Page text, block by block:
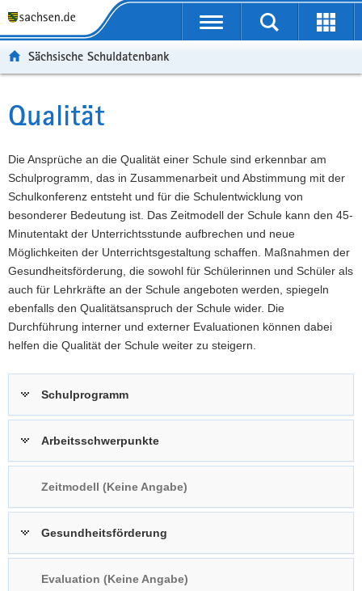
t
ü
e
r
g
r
e
i
f
e
n
d
e
i
g
o
n
r
l
a
v
i
g
a
t
i
o
n
a
t
n
h
a
l
t
W
t
r
e
I
n
f
o
r
m
a
t
i
r
i
c
e
Portalübergreifende
Suche
Sächsische Schuldatenbank
Hauptinhalt
Qualität
Die Ansprüche an die Qualität einer Schule sind erkennbar am
Schulprogramm, das in Zusammenarbeit und Abstimmung mit der
Schulkonferenz entsteht und für die Schulentwicklung von
besonderer Bedeutung ist. Das Zeitmodell der Schule kann den 45-
Minutentakt der Unterrichtsstunde aufbrechen und neue
Möglichkeiten der Unterrichtsgestaltung schaffen. Maßnahmen der
Gesundheitsförderung, die sowohl für Schülerinnen und Schüler als
auch für Lehrkräfte an der Schule angeboten werden, spiegeln
ebenfalls den Qualitätsanspruch der Schule wider. Die
Durchführung interner und externer Evaluationen können dabei
helfen die Qualität der Schule weiter zu steigern.
Schulprogramm
Arbeitsschwerpunkte
Zeitmodell (Keine Angabe)
Gesundheitsförderung
Evaluation (Keine Angabe)